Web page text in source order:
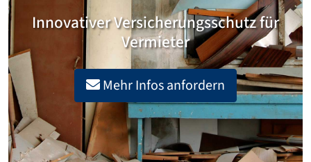
Innovativer Versicherungsschutz für
Vermieter
Mehr Infos anfordern